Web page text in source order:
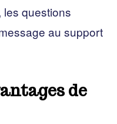
les questions
au support
de